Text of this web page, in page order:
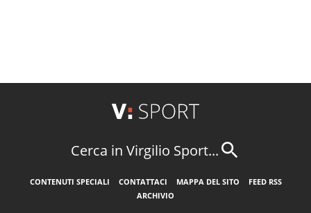
Cerca in Virgilio Sport...
CONTENUTI SPECIALI CONTATTACI MAPPA DEL SITO
FEED RSS
ARCHIVIO